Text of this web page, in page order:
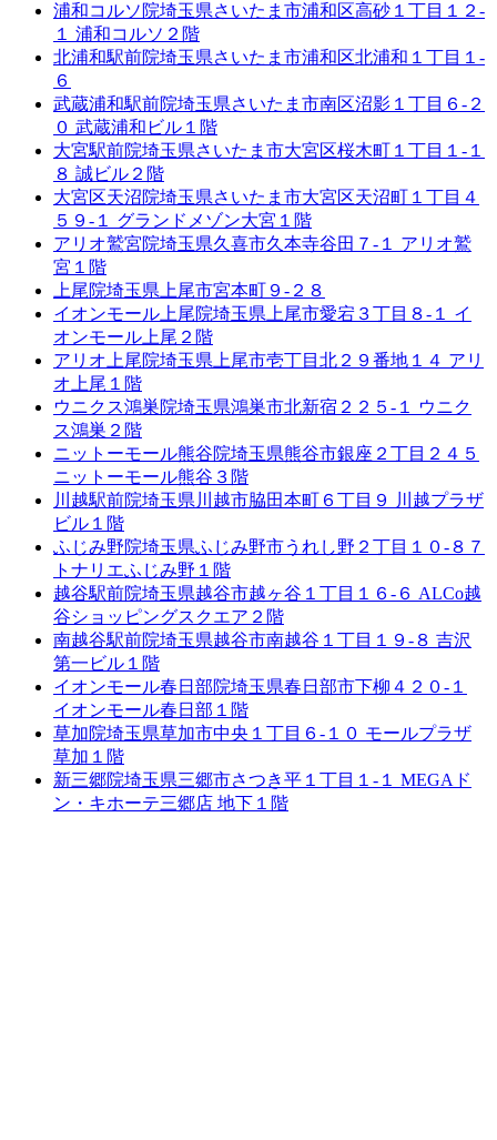
浦和コルソ院埼玉県さいたま市浦和区高砂１丁目１２-
１ 浦和コルソ２階
北浦和駅前院埼玉県さいたま市浦和区北浦和１丁目１-
６
武蔵浦和駅前院埼玉県さいたま市南区沼影１丁目６-２
０ 武蔵浦和ビル１階
大宮駅前院埼玉県さいたま市大宮区桜木町１丁目１-１
８ 誠ビル２階
大宮区天沼院埼玉県さいたま市大宮区天沼町１丁目４
５９-１ グランドメゾン大宮１階
アリオ鷲宮院埼玉県久喜市久本寺谷田７-１ アリオ鷲
宮１階
上尾院埼玉県上尾市宮本町９-２８
イオンモール上尾院埼玉県上尾市愛宕３丁目８-１ イ
オンモール上尾２階
アリオ上尾院埼玉県上尾市壱丁目北２９番地１４ アリ
オ上尾１階
ウニクス鴻巣院埼玉県鴻巣市北新宿２２５-１ ウニク
ス鴻巣２階
ニットーモール熊谷院埼玉県熊谷市銀座２丁目２４５
ニットーモール熊谷３階
川越駅前院埼玉県川越市脇田本町６丁目９ 川越プラザ
ビル１階
ふじみ野院埼玉県ふじみ野市うれし野２丁目１０-８７
トナリエふじみ野１階
越谷駅前院埼玉県越谷市越ヶ谷１丁目１６-６ ALCo越
谷ショッピングスクエア２階
南越谷駅前院埼玉県越谷市南越谷１丁目１９-８ 吉沢
第一ビル１階
イオンモール春日部院埼玉県春日部市下柳４２０-１
イオンモール春日部１階
草加院埼玉県草加市中央１丁目６-１０ モールプラザ
草加１階
新三郷院埼玉県三郷市さつき平１丁目１-１ MEGAド
ン・キホーテ三郷店 地下１階